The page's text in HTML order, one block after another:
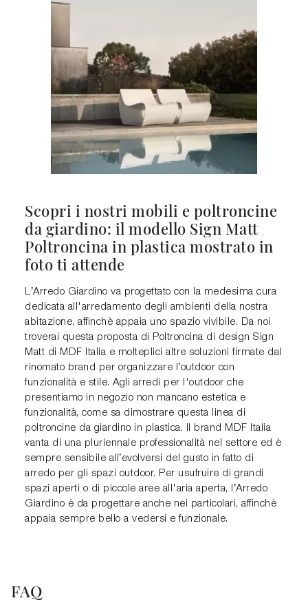
Scopri i nostri mobili e poltroncine
da giardino: il modello Sign Matt
Poltroncina in plastica mostrato in
foto ti attende
L’Arredo Giardino va progettato con la medesima cura
dedicata all'arredamento degli ambienti della nostra
abitazione, affinchè appaia uno spazio vivibile. Da noi
troverai questa proposta di Poltroncina di design Sign
Matt di MDF Italia e molteplici altre soluzioni firmate dal
rinomato brand per organizzare l’outdoor con
funzionalità e stile. Agli arredi per l'outdoor che
presentiamo in negozio non mancano estetica e
funzionalità, come sa dimostrare questa linea di
poltroncine da giardino in plastica. Il brand MDF Italia
vanta di una pluriennale professionalità nel settore ed è
sempre sensibile all’evolversi del gusto in fatto di
arredo per gli spazi outdoor. Per usufruire di grandi
spazi aperti o di piccole aree all'aria aperta, l’Arredo
Giardino è da progettare anche nei particolari, affinchè
appaia sempre bello a vedersi e funzionale.
FAQ